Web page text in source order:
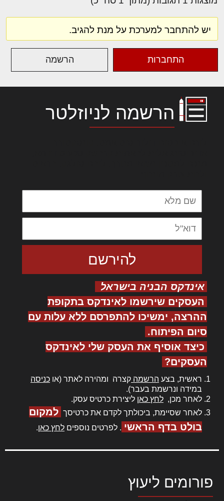
יש להתחבר למערכת על מנת להגיב.
התחברות הרשמה
הרשמה לניוזלטר
אינדקס הבניה בישראל
העסקים שירשמו לאינדקס בתקופת
ההרצה, ימשיכו להתפרסם ללא עלות עם
סיום הפיתוח.
כיצד אוסיף את העסק שלי לאינדקס
העסקים?
ראשית, בצע הרשמה קצרה ומהירה לאתר (או כניסה
במידה ונרשמת בעבר).
לאחר מכן, לחץ כאן ליצירת כרטיס עסק.
לאחר שסיימת, ביכולתך לקדם את כרטיסך למקום
בולט בדף הראשי . לפרטים נוספים לחץ כאן.
פורומים ליעוץ